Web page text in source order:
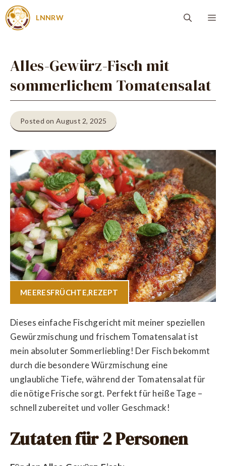
Zum
Inhalt
LNNRW
Alles-Gewürz-Fisch mit
sommerlichem Tomatensalat
Posted on August 2, 2025
MEERESFRÜCHTE,REZEPT
Dieses einfache Fischgericht mit meiner speziellen
Gewürzmischung und frischem Tomatensalat ist
mein absoluter Sommerliebling! Der Fisch bekommt
durch die besondere Würzmischung eine
unglaubliche Tiefe, während der Tomatensalat für
die nötige Frische sorgt. Perfekt für heiße Tage –
schnell zubereitet und voller Geschmack!
Zutaten für 2 Personen